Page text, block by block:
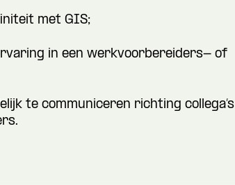
met GIS;
in een werkvoorbereiders- of
te communiceren richting collega’s